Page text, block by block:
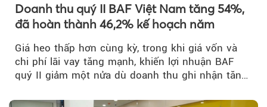
Doanh thu quý II BAF Việt Nam tăng 54%,
đã hoàn thành 46,2% kế hoạch năm
Giá heo thấp hơn cùng kỳ, trong khi giá vốn và
chi phí lãi vay tăng mạnh, khiến lợi nhuận BAF
quý II giảm một nửa dù doanh thu ghi nhận tăng